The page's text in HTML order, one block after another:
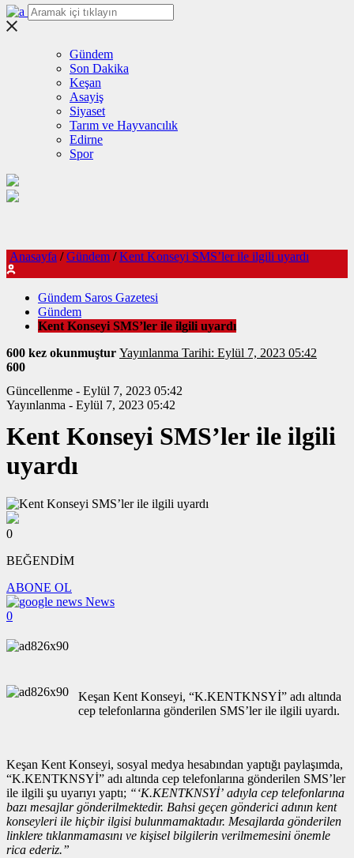
Gündem
Son Dakika
Keşan
Asayiş
Siyaset
Tarım ve Hayvancılık
Edirne
Spor
Anasayfa / Gündem / Kent Konseyi SMS’ler ile ilgili uyardı
Gündem Saros Gazetesi
Gündem
Kent Konseyi SMS’ler ile ilgili uyardı
600 kez okunmuştur
Yayınlanma Tarihi: Eylül 7, 2023 05:42
600
Güncellenme - Eylül 7, 2023 05:42
Yayınlanma - Eylül 7, 2023 05:42
Kent Konseyi SMS’ler ile ilgili
uyardı
0
BEĞENDİM
ABONE OL
News
0
Keşan Kent Konseyi, “K.KENTKNSYİ” adı altında
cep telefonlarına gönderilen SMS’ler ile ilgili uyardı.
Keşan Kent Konseyi, sosyal medya hesabından yaptığı paylaşımda,
“K.KENTKNSYİ” adı altında cep telefonlarına gönderilen SMS’ler
ile ilgili şu uyarıyı yaptı; “‘K.KENTKNSYİ’ adıyla cep telefonlarına
bazı mesajlar gönderilmektedir. Bahsi geçen gönderici adının kent
konseyleri ile hiçbir ilgisi bulunmamaktadır. Mesajlarda gönderilen
linklere tıklanmamasını ve kişisel bilgilerin verilmemesini önemle
rica ederiz.”